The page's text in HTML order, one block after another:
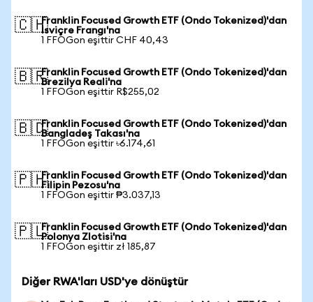
🇨🇭Franklin Focused Growth ETF (Ondo Tokenized)'dan
İsviçre Frangı'na
1 FFOGon eşittir CHF 40,43
🇧🇷Franklin Focused Growth ETF (Ondo Tokenized)'dan
Brezilya Reali'na
1 FFOGon eşittir R$255,02
🇧🇩Franklin Focused Growth ETF (Ondo Tokenized)'dan
Bangladeş Takası'na
1 FFOGon eşittir ৳6.174,61
🇵🇭Franklin Focused Growth ETF (Ondo Tokenized)'dan
Filipin Pezosu'na
1 FFOGon eşittir ₱3.037,13
🇵🇱Franklin Focused Growth ETF (Ondo Tokenized)'dan
Polonya Zlotisi'na
1 FFOGon eşittir zł 185,87
Diğer RWA'ları USD'ye dönüştür